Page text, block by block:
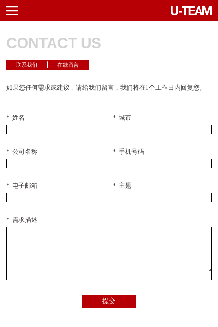
CONTACT US
联系我们 在线留言
如果您任何需求或建议，请给我们留言，我们将在1个工作日内回复您。
* 姓名 * 城市
* 公司名称 * 手机号码
* 电子邮箱 * 主题
* 需求描述
提交